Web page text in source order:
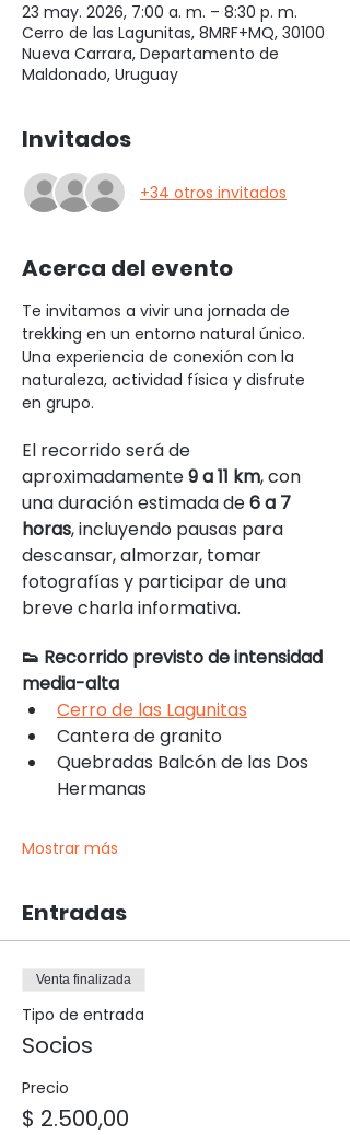
23 may. 2026, 7:00 a. m. – 8:30 p. m.
Cerro de las Lagunitas, 8MRF+MQ, 30100
Nueva Carrara, Departamento de
Maldonado, Uruguay
Invitados
+34 otros invitados
Acerca del evento
Te invitamos a vivir una jornada de
trekking en un entorno natural único.
Una experiencia de conexión con la
naturaleza, actividad física y disfrute
en grupo.
El recorrido será de
aproximadamente 9 a 11 km, con
una duración estimada de 6 a 7
horas, incluyendo pausas para
descansar, almorzar, tomar
fotografías y participar de una
breve charla informativa.
👟 Recorrido previsto de intensidad
media-alta
Cerro de las Lagunitas
Cantera de granito
Quebradas Balcón de las Dos
Hermanas
Mostrar más
Entradas
Venta finalizada
Tipo de entrada
Socios
Precio
$ 2.500,00